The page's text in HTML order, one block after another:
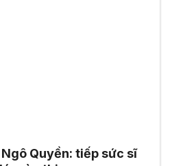
Quyền: tiếp sức sĩ